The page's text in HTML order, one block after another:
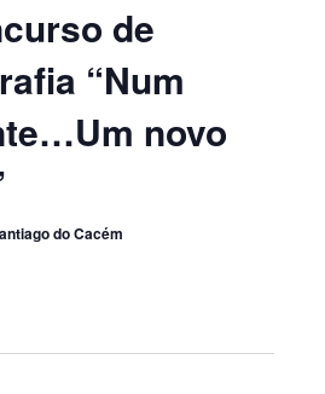
de
“Num
novo
do Cacém